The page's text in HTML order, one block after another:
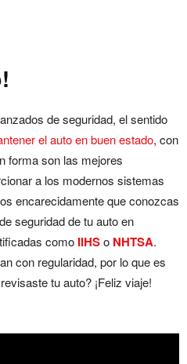
de seguridad, el sentido
el auto en buen estado, con
forma son las mejores
a los modernos sistemas
encarecidamente que conozcas
seguridad de tu auto en
como IIHSo NHTSA.
con regularidad, por lo que es
tu auto? ¡Feliz viaje!